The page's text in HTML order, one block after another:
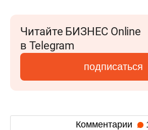
Читайте БИЗНЕС Online
в Telegram
подписаться
Комментарии